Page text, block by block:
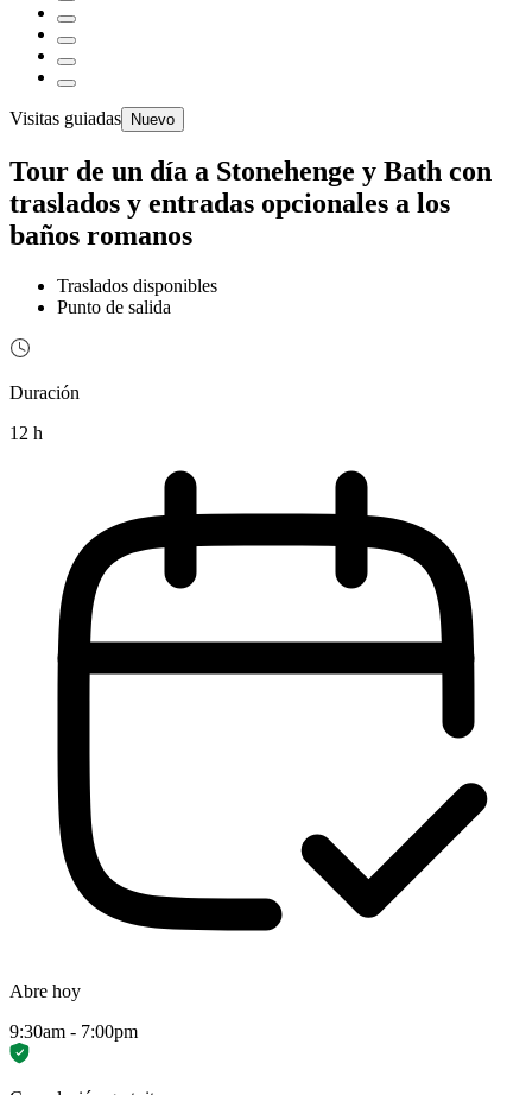
Visitas guiadas Nuevo
Tour de un día a Stonehenge y Bath con
traslados y entradas opcionales a los
baños romanos
Traslados disponibles
Punto de salida
Duración
12 h
Abre hoy
9:30am - 7:00pm